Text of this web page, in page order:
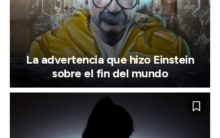
La advertencia que hizo Einstein
sobre el fin del mundo